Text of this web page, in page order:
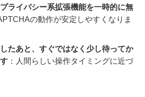
ライバシー系拡張機能を一時的に無
の動作が安定しやすくなりま
たあと、すぐではなく少し待ってか
：人間らしい操作タイミングに近づ